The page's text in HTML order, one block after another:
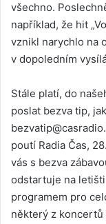
všechno.
například, že hit
vznikl narychlo na
v dopoledním
Stále platí, do
poslat bezva tip,
poutí Radia Čas,
vás s bezva
odstartuje na
programem pro
některý z koncertů